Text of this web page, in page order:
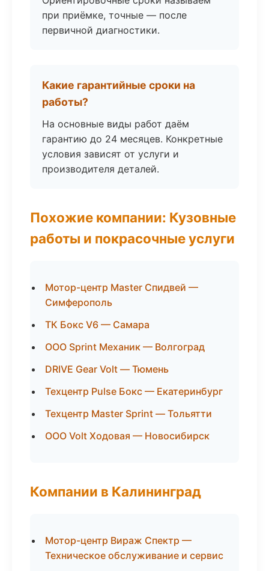
при приёмке, точные — после
первичной диагностики.
Какие гарантийные сроки на
работы?
На основные виды работ даём
гарантию до 24 месяцев. Конкретные
условия зависят от услуги и
производителя деталей.
Похожие компании: Кузовные
работы и покрасочные услуги
Мотор-центр Master Спидвей —
Симферополь
ТК Бокс V6 — Самара
ООО Sprint Механик — Волгоград
DRIVE Gear Volt — Тюмень
Техцентр Pulse Бокс — Екатеринбург
Техцентр Master Sprint — Тольятти
ООО Volt Ходовая — Новосибирск
Компании в Калининград
Мотор-центр Вираж Спектр —
Техническое обслуживание и сервис